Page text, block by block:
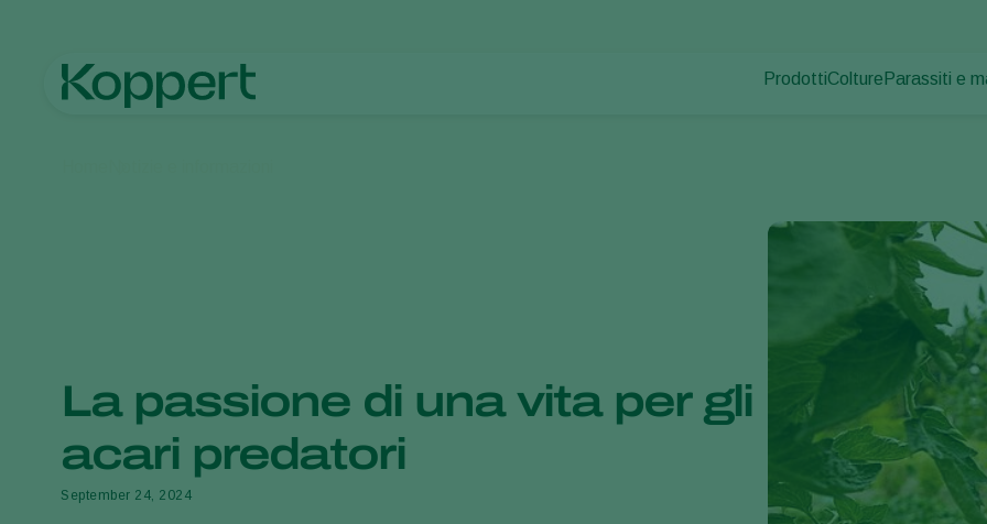
Prodotti
Applicazione
Disinfettante, Pulizia &
Ombreggianti e Diffusi
Colture
Seminativi
Parassiti e
La passione di una vita per gli
acari predatori
September 24, 2024